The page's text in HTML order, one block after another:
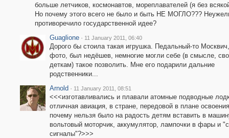
больше летчиков, космонавтов, мореплавателей (я без
Но почему этого всего не было и быть НЕ МОГЛО???
противоречило государственной идее?
Guaglione · 11 January 2011, 06:40
Дорого бы стоила такая игрушка. Педальный-то
фото, был недёшев, немногие могли себе (в смысле,
деткам) такое позволить. Мне его подарили дальние
родственники...
Arnold · 11 January 2011, 08:51
<<<изготавливались и плавали атомные подводные
отличная авиация, в стране, передовой в плане
почему нельзя было на радость детям вставить в
вольтовый моторчик, аккумулятор, лампочки в фары и
сигналы"?>>>